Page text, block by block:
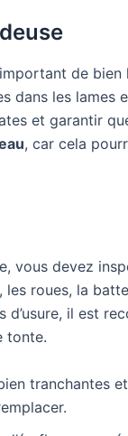
de bien
dans les
et garantir
, car cela
vous devez
roues, la
il est
tonte.
tranchantes